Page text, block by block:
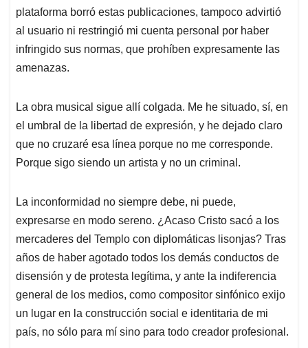
plataforma borró estas publicaciones, tampoco advirtió
al usuario ni restringió mi cuenta personal por haber
infringido sus normas, que prohíben expresamente las
amenazas.
La obra musical sigue allí colgada. Me he situado, sí, en
el umbral de la libertad de expresión, y he dejado claro
que no cruzaré esa línea porque no me corresponde.
Porque sigo siendo un artista y no un criminal.
La inconformidad no siempre debe, ni puede,
expresarse en modo sereno. ¿Acaso Cristo sacó a los
mercaderes del Templo con diplomáticas lisonjas? Tras
años de haber agotado todos los demás conductos de
disensión y de protesta legítima, y ante la indiferencia
general de los medios, como compositor sinfónico exijo
un lugar en la construcción social e identitaria de mi
país, no sólo para mí sino para todo creador profesional.